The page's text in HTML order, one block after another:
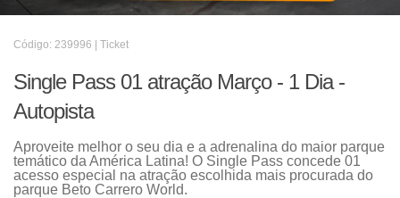
Código: 239996 | Ticket
Single Pass 01 atração Março - 1 Dia -
Autopista
Aproveite melhor o seu dia e a adrenalina do maior parque
temático da América Latina! O Single Pass concede 01
acesso especial na atração escolhida mais procurada do
parque Beto Carrero World.